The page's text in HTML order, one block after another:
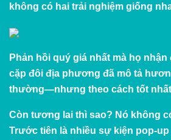
không có hai trải nghiệm giống
Phản hồi quý giá nhất mà họ
cặp đôi địa phương đã mô tả
thường—nhưng theo cách tốt nhất
Còn tương lai thì sao? Nó không
Trước tiên là nhiều sự kiện pop-up